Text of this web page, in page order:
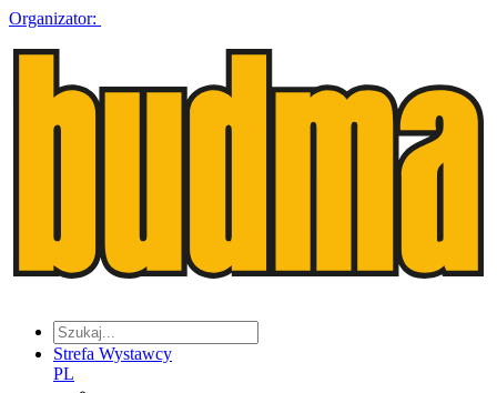
Organizator:
Strefa Wystawcy
PL